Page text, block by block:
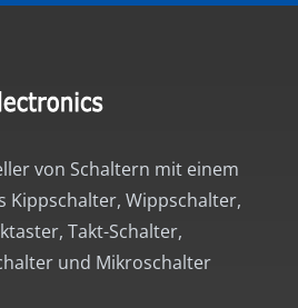
von Schaltern mit einem
Kippschalter, Wippschalter,
Takt-Schalter,
und Mikroschalter